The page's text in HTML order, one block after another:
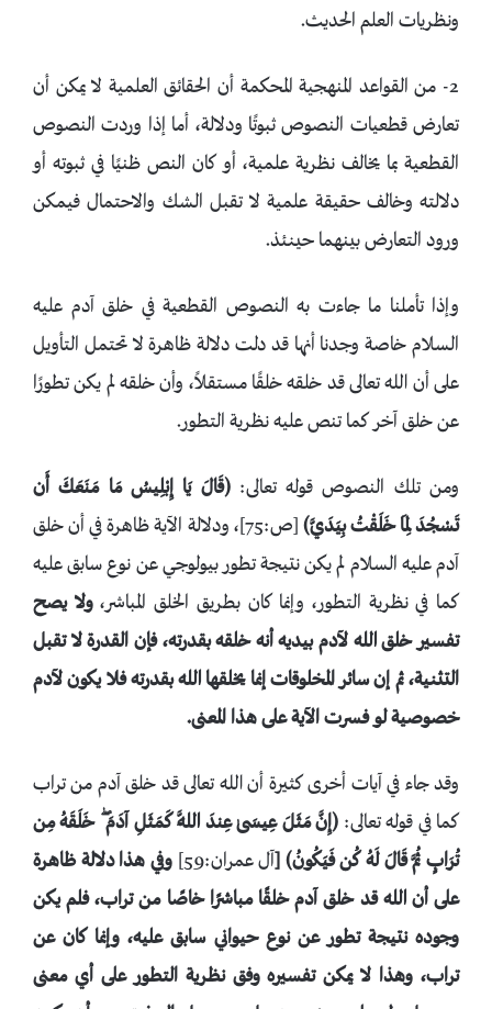
ونظريات العلم الحديث.
2- من القواعد المنهجية المحكمة أن الحقائق العلمية لا يمكن أن
تعارض قطعيات النصوص ثبوتًا ودلالة، أما إذا وردت النصوص
القطعية بما يخالف نظرية علمية، أو كان النص ظنيًا في ثبوته أو
دلالته وخالف حقيقة علمية لا تقبل الشك والاحتمال فيمكن
ورود التعارض بينهما حينئذ.
وإذا تأملنا ما جاءت به النصوص القطعية في خلق آدم عليه
السلام خاصة وجدنا أنها قد دلت دلالة ظاهرة لا تحتمل التأويل
على أن الله تعالى قد خلقه خلقًا مستقلاً، وأن خلقه لم يكن تطورًا
عن خلق آخر كما تنص عليه نظرية التطور.
ومن تلك النصوص قوله تعالى:﴿قَالَ يَا إِبْلِيسُ مَا مَنَعَكَ أَن
تَسْجُدَ لِمَا خَلَقْتُ بِيَدَيَّ﴾
[ص:75]، ودلالة الآية ظاهرة في أن خلق
آدم عليه السلام لم يكن نتيجة تطور بيولوجي عن نوع سابق عليه
كما في نظرية التطور، وإنما كان بطريق الخلق المباشر،ولا يصح
تفسير خلق الله لآدم بيديه أنه خلقه بقدرته، فإن القدرة لا تقبل
التثنية، ثم إن سائر المخلوقات إنما يخلقها الله بقدرته فلا يكون لآدم
خصوصية لو فسرت الآية على هذا المعنى.
وقد جاء في آيات أخرى كثيرة أن الله تعالى قد خلق آدم من تراب
كما في قوله تعالى: ﴿إِنَّ مَثَلَ عِيسَىٰ عِندَ اللَّهِ كَمَثَلِ آدَمَ ۖ خَلَقَهُ مِن
تُرَابٍ ثُمَّ قَالَ لَهُ كُن فَيَكُونُ﴾ [آل عمران:59]
وفي هذا دلالة ظاهرة
على أن الله قد خلق آدم خلقًا مباشرًا خاصًا من تراب، فلم يكن
وجوده نتيجة تطور عن نوع حيواني سابق عليه، وإنما كان عن
تراب، وهذا لا يمكن تفسيره وفق نظرية التطور على أي معنى